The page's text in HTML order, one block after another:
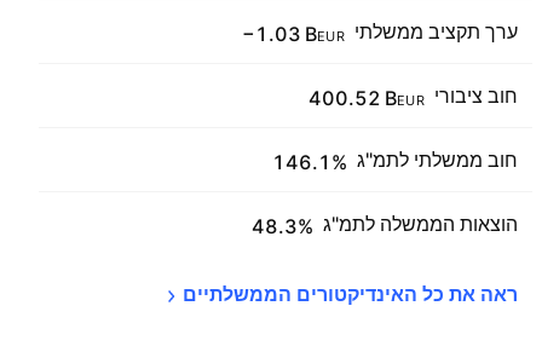
ערך תקציב ממשלתי −1.03 BEUR
חוב ציבורי 400.52 BEUR
חוב ממשלתי לתמ"ג 146.1%
הוצאות הממשלה לתמ"ג 48.3%
ראה את כל האינדיקטורים הממשלתיים